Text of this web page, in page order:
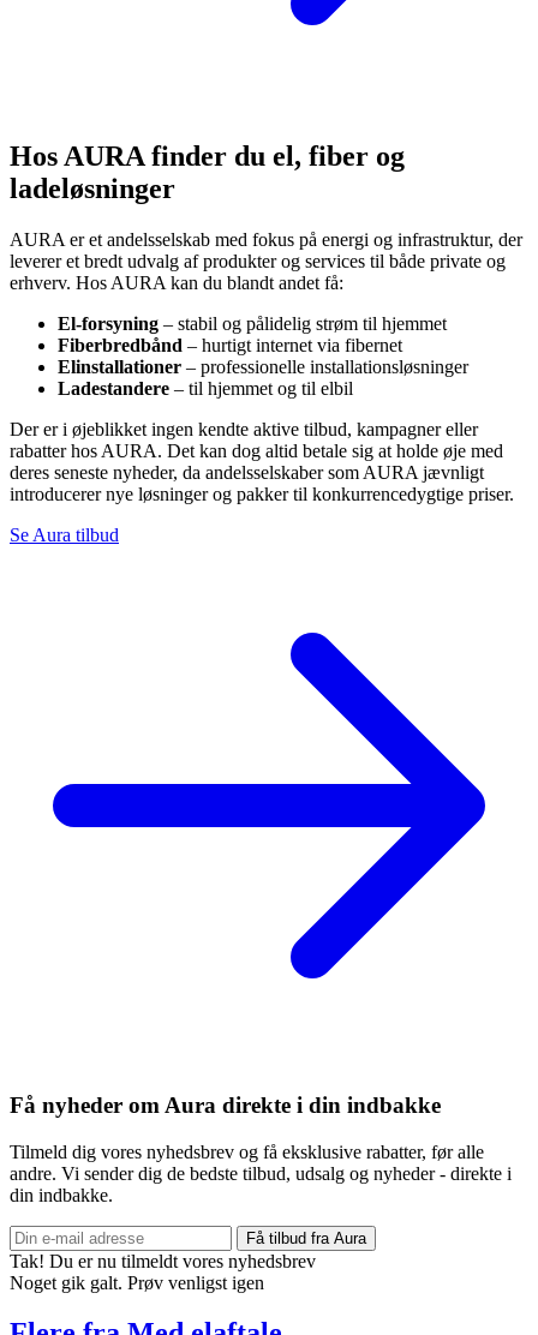
Hos AURA finder du el, fiber og
ladeløsninger
AURA er et andelsselskab med fokus på energi og infrastruktur, der
leverer et bredt udvalg af produkter og services til både private og
erhverv. Hos AURA kan du blandt andet få:
El-forsyning – stabil og pålidelig strøm til hjemmet
Fiberbredbånd – hurtigt internet via fibernet
Elinstallationer – professionelle installationsløsninger
Ladestandere – til hjemmet og til elbil
Der er i øjeblikket ingen kendte aktive tilbud, kampagner eller
rabatter hos AURA. Det kan dog altid betale sig at holde øje med
deres seneste nyheder, da andelsselskaber som AURA jævnligt
introducerer nye løsninger og pakker til konkurrencedygtige priser.
Se Aura tilbud
Få nyheder om Aura direkte i din indbakke
Tilmeld dig vores nyhedsbrev og få eksklusive rabatter, før alle
andre. Vi sender dig de bedste tilbud, udsalg og nyheder - direkte i
din indbakke.
Få tilbud fra Aura
Tak! Du er nu tilmeldt vores nyhedsbrev
Noget gik galt. Prøv venligst igen